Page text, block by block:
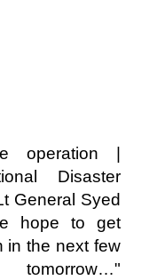
operation |
Disaster
General Syed
hope to get
in the next few